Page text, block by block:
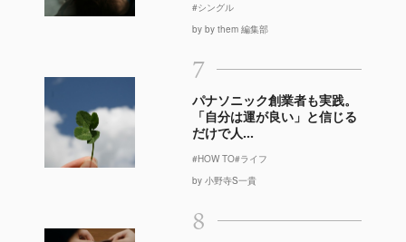
#シングル
by by them 編集部
7
パナソニック創業者も実践。
「自分は運が良い」と信じる
だけで人...
#HOW TO#ライフ
by 小野寺S一貴
8